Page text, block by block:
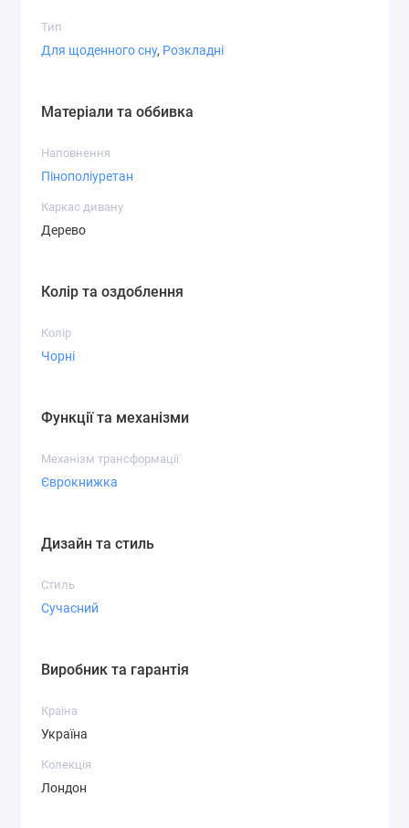
Тип
Для щоденного сну, Розкладні
Матеріали та оббивка
Наповнення
Пінополіуретан
Каркас дивану
Дерево
Колір та оздоблення
Колір
Чорні
Функції та механізми
Механізм трансформації
Єврокнижка
Дизайн та стиль
Стиль
Сучасний
Виробник та гарантія
Країна
Україна
Колекція
Лондон